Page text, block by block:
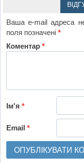
Ваша e-mail адреса
поля позначені*
Коментар*
Ім'я*
Email*